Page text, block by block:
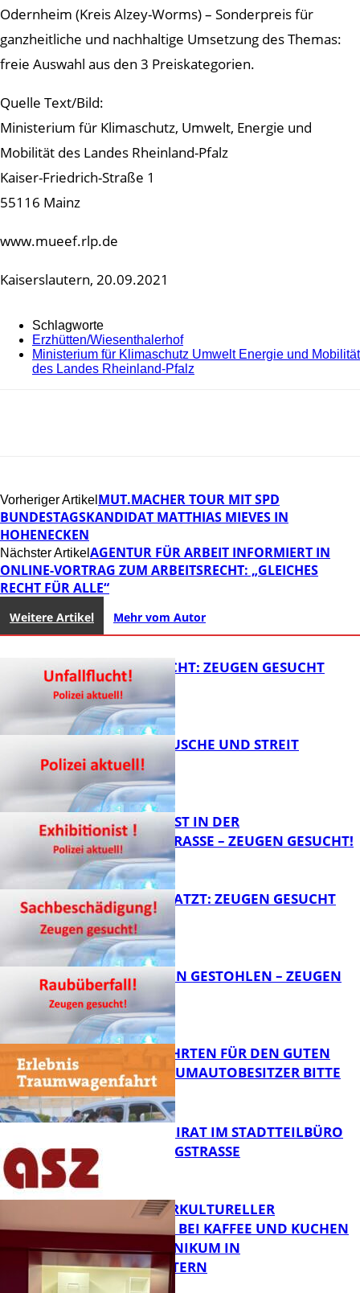
Odernheim (Kreis Alzey-Worms) – Sonderpreis für
ganzheitliche und nachhaltige Umsetzung des Themas:
freie Auswahl aus den 3 Preiskategorien.
Quelle Text/Bild:
Ministerium für Klimaschutz, Umwelt, Energie und
Mobilität des Landes Rheinland-Pfalz
Kaiser-Friedrich-Straße 1
55116 Mainz
www.mueef.rlp.de
Kaiserslautern, 20.09.2021
Schlagworte
Erzhütten/Wiesenthalerhof
Ministerium für Klimaschutz Umwelt Energie und Mobilität
des Landes Rheinland-Pfalz
Vorheriger Artikel MUT.MACHER TOUR MIT SPD
BUNDESTAGSKANDIDAT MATTHIAS MIEVES IN
HOHENECKEN
Nächster Artikel AGENTUR FÜR ARBEIT INFORMIERT IN
ONLINE-VORTRAG ZUM ARBEITSRECHT: „GLEICHES
RECHT FÜR ALLE“
Weitere Artikel Mehr vom Autor
UNFALLFLUCHT: ZEUGEN GESUCHT
KNALLGERÄUSCHE UND STREIT
EXHIBITIONIST IN DER
VELMANNSTRASSE – ZEUGEN GESUCHT!
AUTO ZERKRATZT: ZEUGEN GESUCHT
FB News
TEURE KETTEN GESTOHLEN – ZEUGEN
GESUCHT!
FB News
SPENDENFAHRTEN FÜR DEN GUTEN
ZWECK – TRAUMAUTOBESITZER BITTE
MELDEN!
FB News
SENIORENBEIRAT IM STADTTEILBÜRO
IN DER KÖNIGSTRASSE
NEUER INTERKULTURELLER
TREFFPUNKT BEI KAFFEE UND KUCHEN
IM PFALZKLINIKUM IN
KAISERSLAUTERN